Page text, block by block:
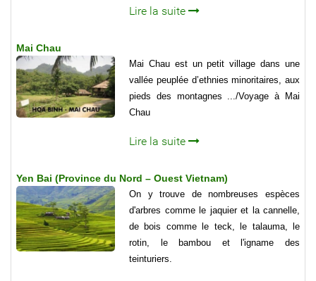
Lire la suite
Mai Chau
Mai Chau est un petit village dans une
vallée peuplée d’ethnies minoritaires, aux
pieds des montagnes .../Voyage à Mai
Chau
Lire la suite
Yen Bai (Province du Nord – Ouest Vietnam)
On y trouve de nombreuses espèces
d'arbres comme le jaquier et la cannelle,
de bois comme le teck, le talauma, le
rotin, le bambou et l'igname des
teinturiers.